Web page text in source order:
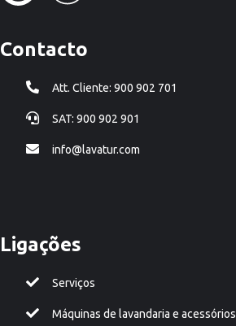
Contacto
Att. Cliente: 900 902 701
SAT: 900 902 901
info@lavatur.com
Ligações
Serviços
Máquinas de lavandaria e acessórios